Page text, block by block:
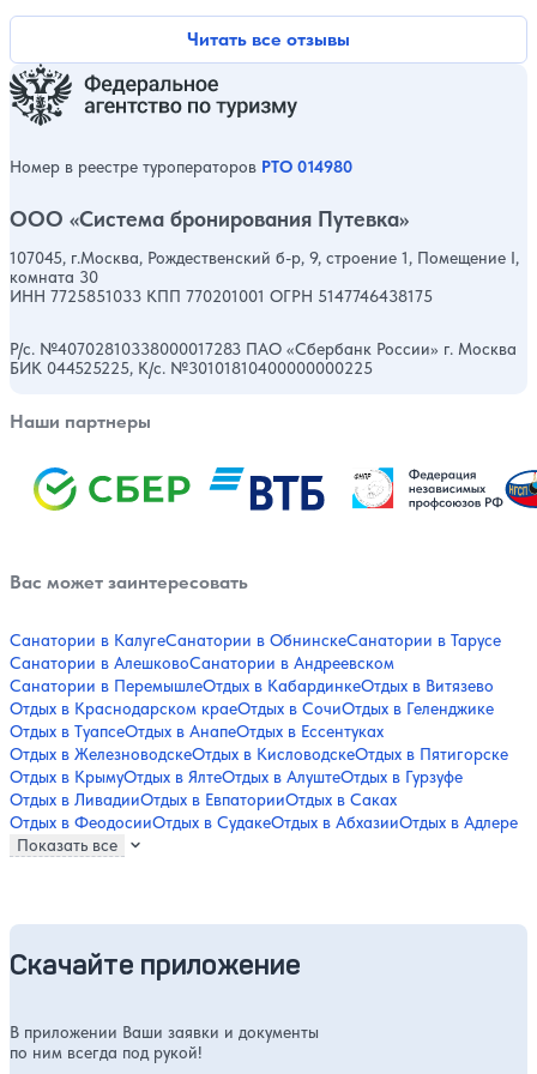
Читать все отзывы
Номер в реестре туроператоров РТО 014980
ООО «Система бронирования Путевка»
107045, г.Москва, Рождественский б-р, 9, строение 1, Помещение I,
комната 30
ИНН 7725851033 КПП 770201001 ОГРН 5147746438175
Р/с. №40702810338000017283 ПАО «Сбербанк России» г. Москва
БИК 044525225, К/с. №30101810400000000225
Наши партнеры
Вас может заинтересовать
Санатории в КалугеСанатории в ОбнинскеСанатории в Тарусе
Санатории в АлешковоСанатории в Андреевском
Санатории в ПеремышлеОтдых в КабардинкеОтдых в Витязево
Отдых в Краснодарском краеОтдых в СочиОтдых в Геленджике
Отдых в ТуапсеОтдых в АнапеОтдых в Ессентуках
Отдых в ЖелезноводскеОтдых в КисловодскеОтдых в Пятигорске
Отдых в КрымуОтдых в ЯлтеОтдых в АлуштеОтдых в Гурзуфе
Отдых в ЛивадииОтдых в ЕвпаторииОтдых в Саках
Отдых в ФеодосииОтдых в СудакеОтдых в АбхазииОтдых в Адлере
Показать все
Скачайте приложение
В приложении Ваши заявки и документы
по ним всегда под рукой!